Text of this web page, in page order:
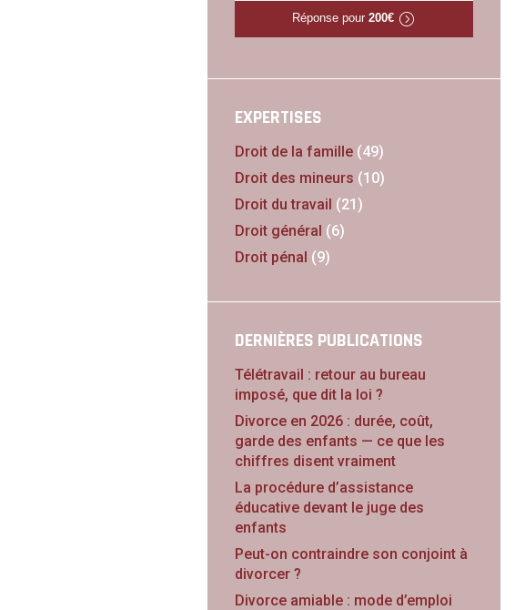
Réponse pour 200€
EXPERTISES
Droit de la famille(49)
Droit des mineurs (10)
Droit du travail (21)
Droit général (6)
Droit pénal (9)
DERNIÈRES PUBLICATIONS
Télétravail : retour au bureau
imposé, que dit la loi ?
Divorce en 2026 : durée, coût,
garde des enfants — ce que les
chiffres disent vraiment
La procédure d’assistance
éducative devant le juge des
enfants
Peut-on contraindre son conjoint à
divorcer ?
Divorce amiable : mode d’emploi